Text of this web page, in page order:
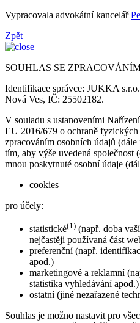
Vypracovala advokátní kancelář
Zpět
SOUHLAS SE
Identifikace správce: JUKKA
Nová Ves, IČ: 25502182.
V souladu s ustanoveními
EU 2016/679 o ochraně fyzických
zpracováním osobních údajů
tím, aby výše uvedená společnost
mnou poskytnuté osobní údaje
cookies
pro účely:
statistické(1) (např. doba
nejčastěji používaná část
preferenční (např.
apod.)
marketingové a reklamní
statistika vyhledávání apod.)
ostatní (jiné nezařazené
Souhlas je možno nastavit pro